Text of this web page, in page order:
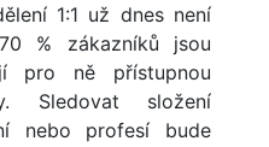
1:1 už dnes není
% zákazníků jsou
pro ně přístupnou
Sledovat složení
nebo profesí bude